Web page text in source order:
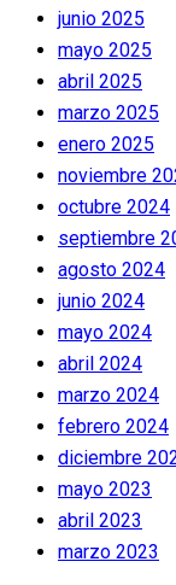
junio 2025
mayo 2025
abril 2025
marzo 2025
enero 2025
noviembre
octubre 2024
septiembre
agosto 2024
junio 2024
mayo 2024
abril 2024
marzo 2024
febrero 2024
diciembre
mayo 2023
abril 2023
marzo 2023